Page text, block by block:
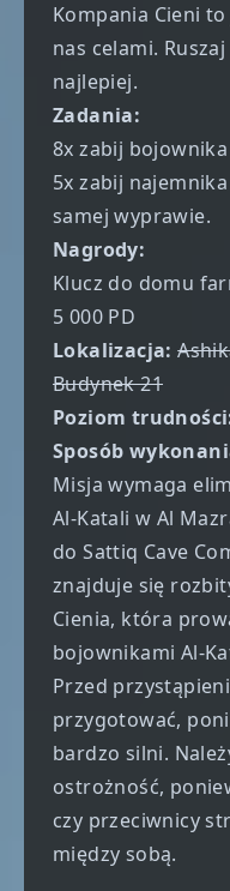
Kompania Cieni
nas celami.
najlepiej.
Zadania:
8x zabij
5x zabij
samej wyprawie.
Nagrody:
Klucz do domu
5 000 PD
Lokalizacja:
Budynek 21
Poziom
Sposób
Misja wymaga
Al-Katali w Al
do Sattiq Cave
znajduje się
Cienia, która
bojownikami Al-
Przed
przygotować,
bardzo silni.
ostrożność,
czy przeciwnicy
między sobą.